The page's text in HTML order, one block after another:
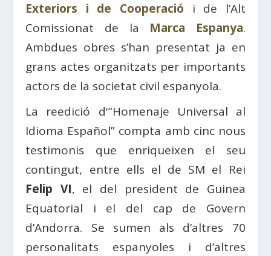
Exteriors i de Cooperació i de l’Alt
Comissionat de la Marca Espanya.
Ambdues obres s’han presentat ja en
grans actes organitzats per importants
actors de la societat civil espanyola.
La reedició d'”Homenaje Universal al
Idioma Español” compta amb cinc nous
testimonis que enriqueixen el seu
contingut, entre ells el de SM el Rei
Felip VI, el del president de Guinea
Equatorial i el del cap de Govern
d’Andorra. Se sumen als d’altres 70
personalitats espanyoles i d’altres